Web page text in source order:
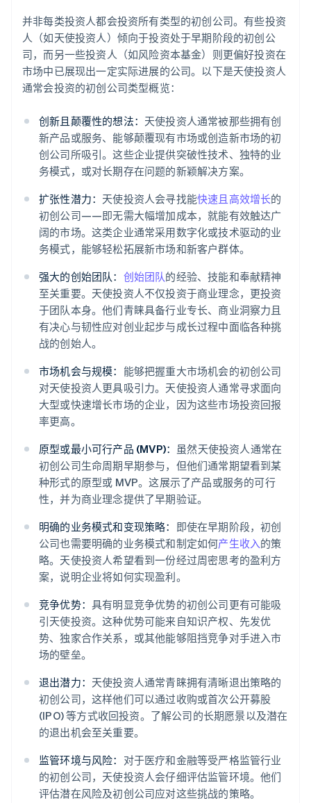
并非每类投资人都会投资所有类型的初创公司。有些投资
人（如天使投资人）倾向于投资处于早期阶段的初创公
司，而另一些投资人（如风险资本基金）则更偏好投资在
市场中已展现出一定实际进展的公司。以下是天使投资人
通常会投资的初创公司类型概览：
创新且颠覆性的想法： 天使投资人通常被那些拥有创
新产品或服务、能够颠覆现有市场或创造新市场的初
创公司所吸引。这些企业提供突破性技术、独特的业
务模式，或对长期存在问题的新颖解决方案。
扩张性潜力： 天使投资人会寻找能快速且高效增长的
初创公司——即无需大幅增加成本，就能有效触达广
阔的市场。这类企业通常采用数字化或技术驱动的业
务模式，能够轻松拓展新市场和新客户群体。
强大的创始团队： 创始团队的经验、技能和奉献精神
至关重要。天使投资人不仅投资于商业理念，更投资
于团队本身。他们青睐具备行业专长、商业洞察力且
有决心与韧性应对创业起步与成长过程中面临各种挑
战的创始人。
市场机会与规模： 能够把握重大市场机会的初创公司
对天使投资人更具吸引力。天使投资人通常寻求面向
大型或快速增长市场的企业，因为这些市场投资回报
率更高。
原型或最小可行产品 (MVP)： 虽然天使投资人通常在
初创公司生命周期早期参与，但他们通常期望看到某
种形式的原型或 MVP。这展示了产品或服务的可行
性，并为商业理念提供了早期验证。
明确的业务模式和变现策略： 即使在早期阶段，初创
公司也需要明确的业务模式和制定如何产生收入的策
略。天使投资人希望看到一份经过周密思考的盈利方
案，说明企业将如何实现盈利。
竞争优势： 具有明显竞争优势的初创公司更有可能吸
引天使投资。这种优势可能来自知识产权、先发优
势、独家合作关系，或其他能够阻挡竞争对手进入市
场的壁垒。
退出潜力： 天使投资人通常青睐拥有清晰退出策略的
初创公司，这样他们可以通过收购或首次公开募股
(IPO) 等方式收回投资。了解公司的长期愿景以及潜在
的退出机会至关重要。
监管环境与风险： 对于医疗和金融等受严格监管行业
的初创公司，天使投资人会仔细评估监管环境。他们
评估潜在风险及初创公司应对这些挑战的策略。